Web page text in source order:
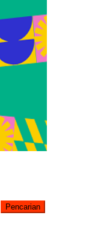
Pencarian